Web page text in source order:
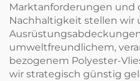
Marktanforderungen und
Nachhaltigkeit stellen wir
umweltfreundlichem,
bezogenem Polyester-
wir strategisch günstig